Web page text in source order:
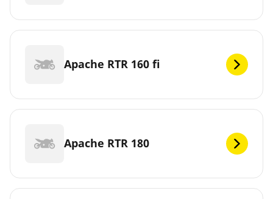
Apache RTR 160 fi
Apache RTR 180